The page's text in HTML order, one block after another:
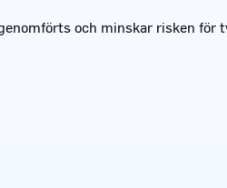
och minskar risken för